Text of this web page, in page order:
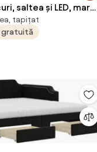
saltea și LED, maro
textil
tapițat
gratuită